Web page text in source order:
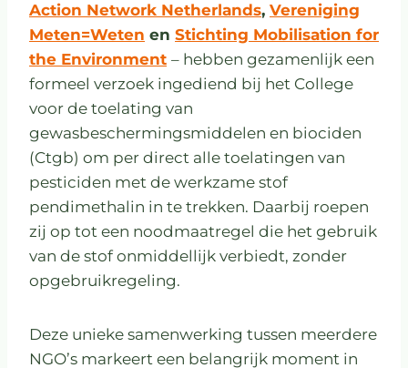
Action Network Netherlands, Vereniging
Meten=Weten en Stichting Mobilisation for
the Environment – hebben gezamenlijk een
formeel verzoek ingediend bij het College
voor de toelating van
gewasbeschermingsmiddelen en biociden
(Ctgb) om per direct alle toelatingen van
pesticiden met de werkzame stof
pendimethalin in te trekken. Daarbij roepen
zij op tot een noodmaatregel die het gebruik
van de stof onmiddellijk verbiedt, zonder
opgebruikregeling.
Deze unieke samenwerking tussen meerdere
NGO’s markeert een belangrijk moment in